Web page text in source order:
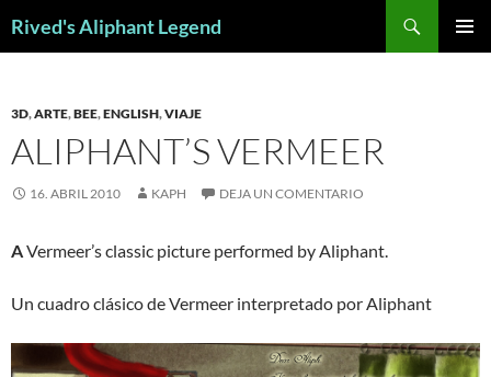
Rived's Aliphant Legend
3D,ARTE,BEE,ENGLISH,VIAJE
ALIPHANT’S VERMEER
16. ABRIL 2010 KAPH DEJA UN COMENTARIO
AVermeer’s classic picture performed by Aliphant.
Un cuadro clásico de Vermeer interpretado por Aliphant